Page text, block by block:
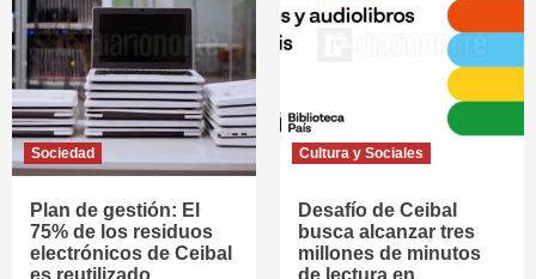
Sociedad
Plan de gestión: El
75% de los residuos
electrónicos de Ceibal
es reutilizado
Cultura y Sociales
Desafío de Ceibal
busca alcanzar tres
millones de minutos
de lectura en